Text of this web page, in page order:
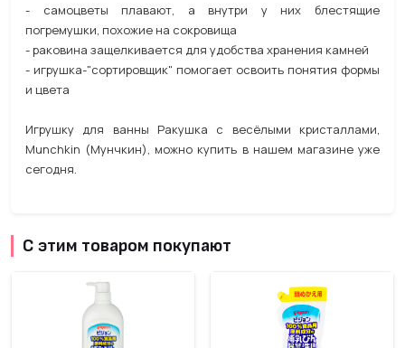
- самоцветы плавают, а внутри у них блестящие
погремушки, похожие на сокровища
- раковина защелкивается для удобства хранения камней
- игрушка-"сортировщик" помогает освоить понятия формы
и цвета
Игрушку для ванны Ракушка с весёлыми кристаллами,
Munchkin (Мунчкин), можно купить в нашем магазине уже
сегодня.
С этим товаром покупают